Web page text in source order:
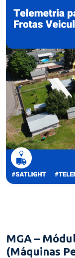
MGA –
(Máquinas